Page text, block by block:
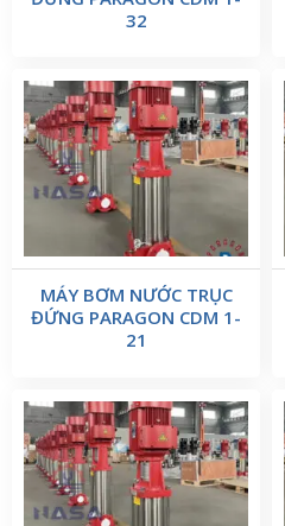
32
MÁY BƠM NƯỚC TRỤC
ĐỨNG PARAGON CDM 1-
21